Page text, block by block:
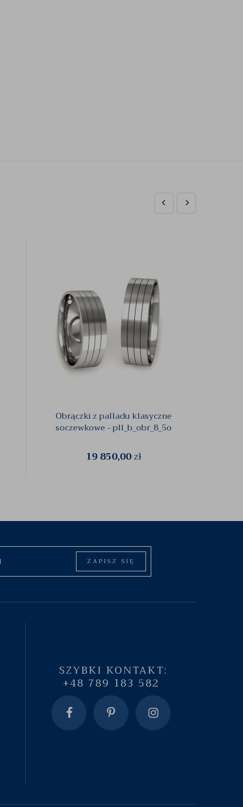
Obrączki z palladu klasyczne
soczewkowe - pll_b_obr_8_5o
19 850,00zł
ZAPISZ SIĘ
SZYBKI KONTAKT:
+48 789 183 582